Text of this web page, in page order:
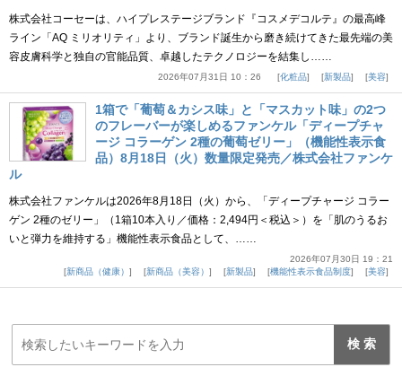
株式会社コーセーは、ハイプレステージブランド『コスメデコルテ』の最高峰
ライン「AQ ミリオリティ」より、ブランド誕生から磨き続けてきた最先端の美
容皮膚科学と独自の官能品質、卓越したテクノロジーを結集し……
2026年07月31日 10：26 化粧品 新製品 美容
1箱で「葡萄＆カシス味」と「マスカット味」の2つ
のフレーバーが楽しめるファンケル「ディープチャ
ージ コラーゲン 2種の葡萄ゼリー」（機能性表示食
品）8月18日（火）数量限定発売／株式会社ファンケ
ル
株式会社ファンケルは2026年8月18日（火）から、「ディープチャージ コラー
ゲン 2種のゼリー」（1箱10本入り／価格：2,494円＜税込＞）を「肌のうるお
いと弾力を維持する」機能性表示食品として、……
2026年07月30日 19：21
新商品（健康）
新商品（美容） 新製品 機能性表示食品制度 美容